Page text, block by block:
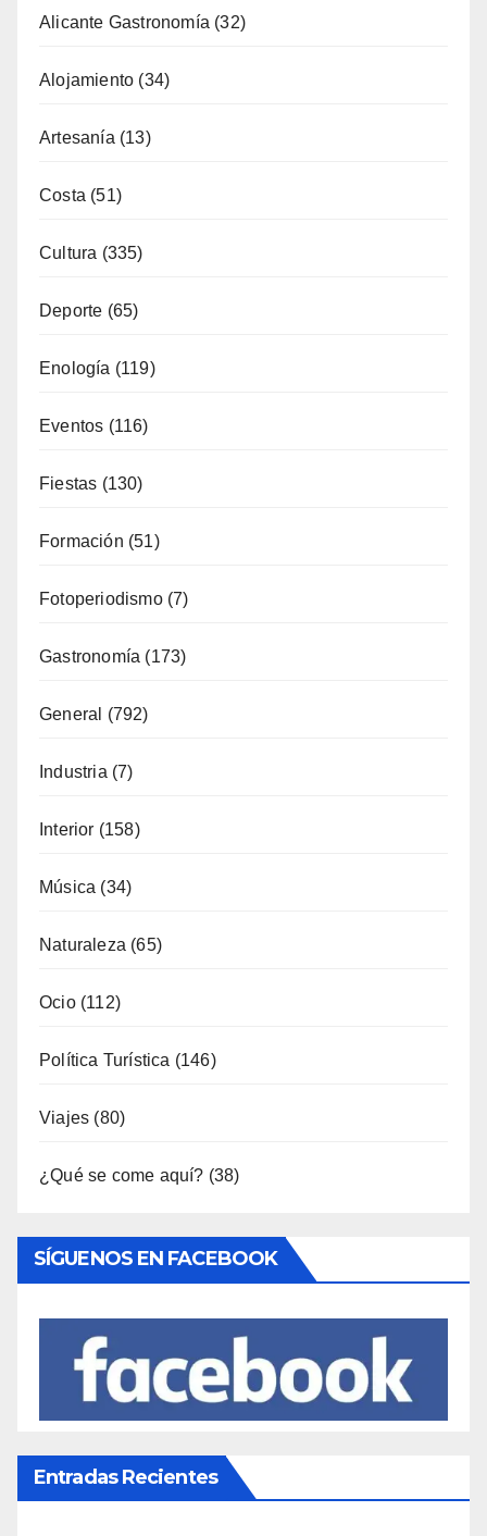
Artesanía(13)
Costa(51)
Cultura(335)
Deporte(65)
Enología(119)
Eventos (116)
Fiestas(130)
Formación(51)
Fotoperiodismo
Gastronomía(173)
General(792)
Industria(7)
Interior(158)
Música(34)
Naturaleza (65)
Ocio(112)
Política Turística
Viajes(80)
¿Qué se come aquí?(38)
Entradas Recientes
ESTANTERÍA DE WALLAPOP